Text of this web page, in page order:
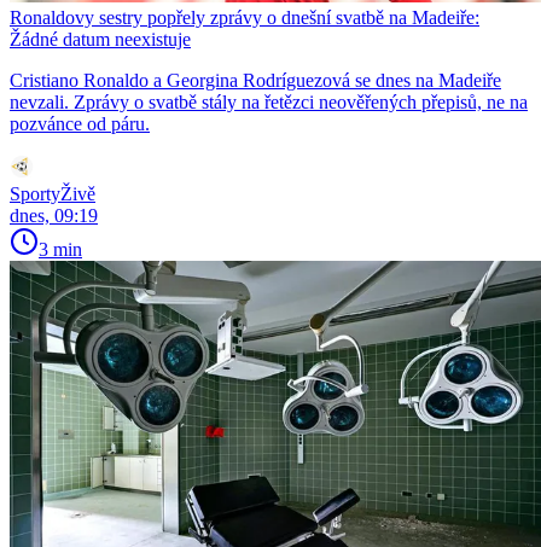
Ronaldovy sestry popřely zprávy o dnešní svatbě na Madeiře:
Žádné datum neexistuje
Cristiano Ronaldo a Georgina Rodríguezová se dnes na Madeiře
nevzali. Zprávy o svatbě stály na řetězci neověřených přepisů, ne na
pozvánce od páru.
SportyŽivě
dnes, 09:19
3 min